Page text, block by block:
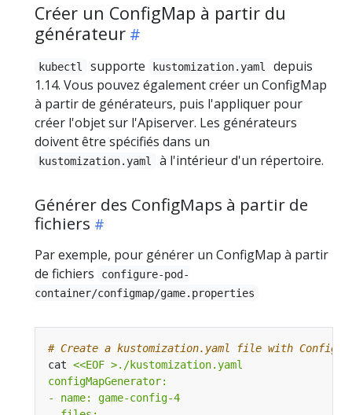
Créer un ConfigMap à partir du
générateur
kubectl supporte kustomization.yaml
depuis
1.14. Vous pouvez également créer un ConfigMap
à partir de générateurs, puis l'appliquer pour
créer l'objet sur l'Apiserver. Les générateurs
doivent être spécifiés dans un
kustomization.yaml à l'intérieur d'un répertoire.
Générer des ConfigMaps à partir de
fichiers
Par exemple, pour générer un ConfigMap à partir
de fichiers
configure-pod-
container/configmap/game.properties
# Create a kustomization.yaml file with
cat